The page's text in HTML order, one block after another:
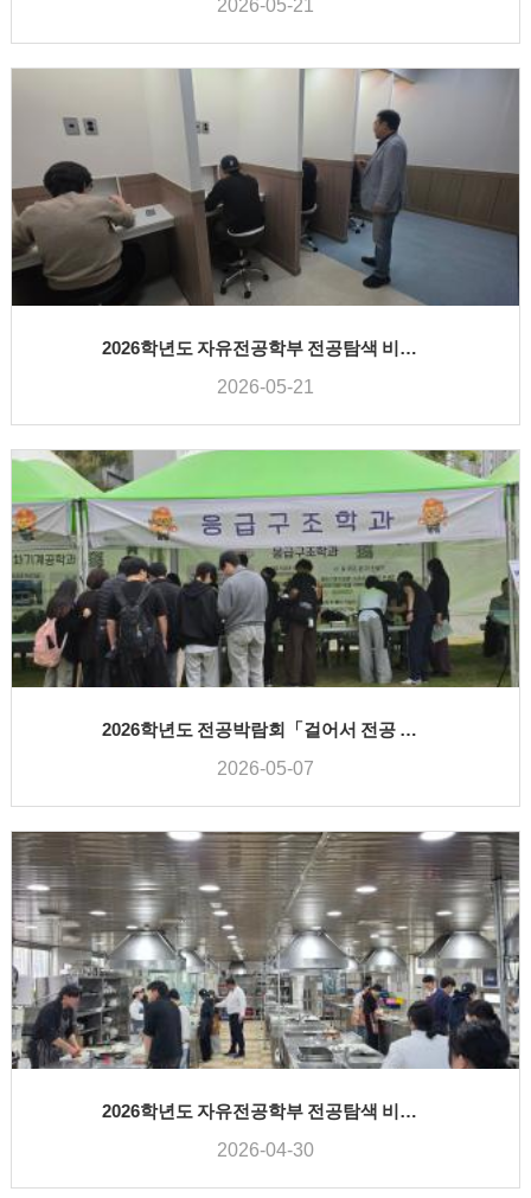
2026-05-21
2026학년도 자유전공학부 전공탐색 비교과프로그램 - 식품영양학과
2026-05-21
2026학년도 전공박람회「걸어서 전공 속으로」
2026-05-07
2026학년도 자유전공학부 전공탐색 비교과프로그램 - 호텔조리학과
2026-04-30